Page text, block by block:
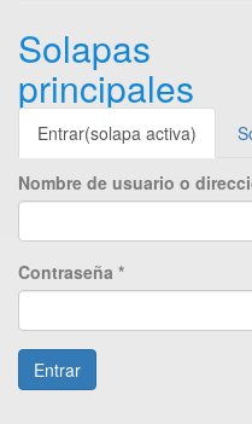
Solapas
principales
Entrar(solapa activa)
Nombre de usuario o
Contraseña *
Entrar